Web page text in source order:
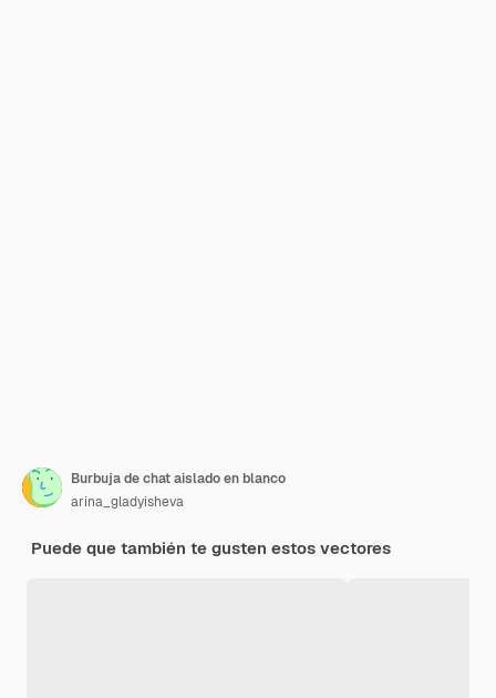
Burbuja de chat aislado en blanco
arina_gladyisheva
Puede que también te gusten estos vectores